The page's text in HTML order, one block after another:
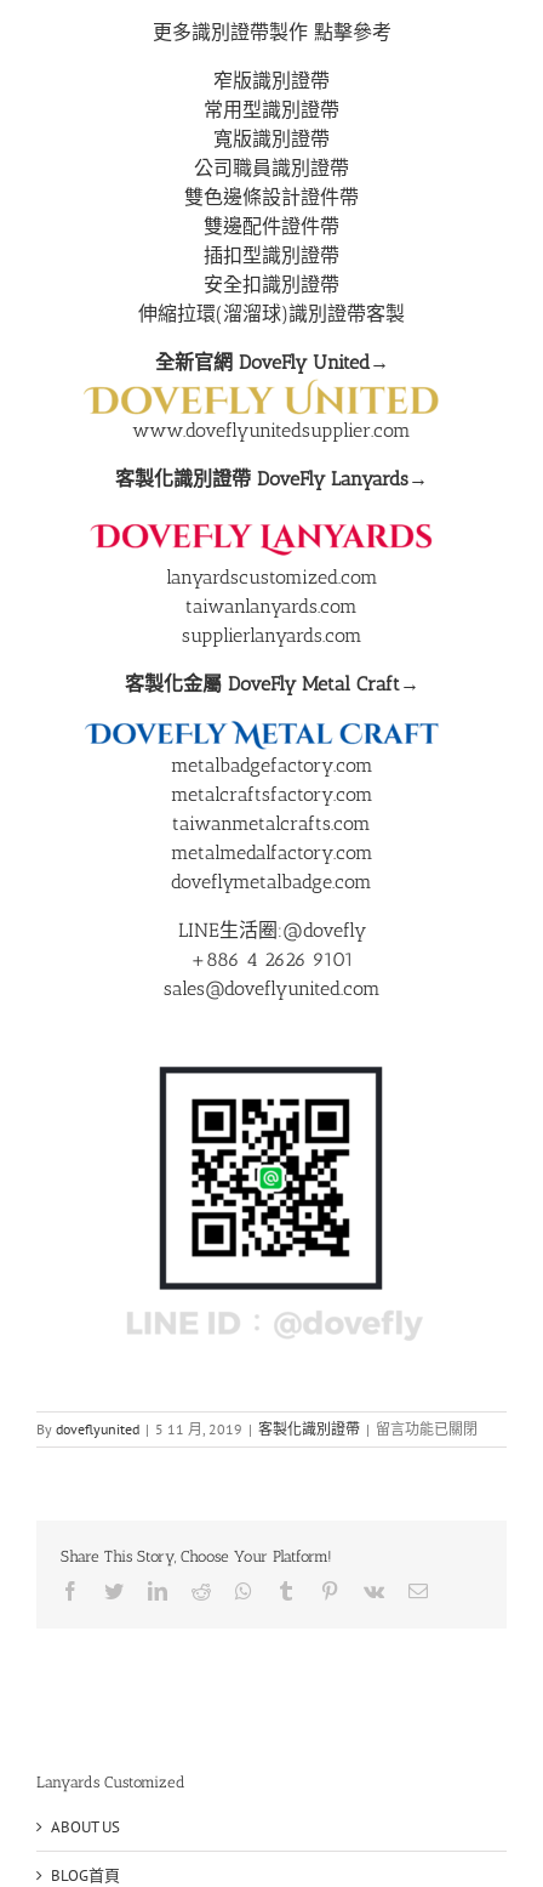
更多識別證帶製作 點擊參考
窄版識別證帶
常用型識別證帶
寬版識別證帶
公司職員識別證帶
雙色邊條設計證件帶
雙邊配件證件帶
插扣型識別證帶
安全扣識別證帶
伸縮拉環(溜溜球)識別證帶客製
全新官網 DoveFly United→
www.doveflyunitedsupplier.com
客製化識別證帶 DoveFly Lanyards→
lanyardscustomized.com
taiwanlanyards.com
supplierlanyards.com
客製化金屬 DoveFly Metal Craft→
metalbadgefactory.com
metalcraftsfactory.com
taiwanmetalcrafts.com
metalmedalfactory.com
doveflymetalbadge.com
LINE生活圈:@dovefly
+886 4 2626 9101
sales@doveflyunited.com
By doveflyunited | 5 11 月, 2019 | 客製化識別證帶 | 在
〈對
印
留言功能已關閉
Share This Story, Choose Your Platform!
Facebook
TwitterLinkedIn
Reddit Whatsapp
Tumblr Pinterest
Vk Email
Lanyards Customized
ABOUT US
BLOG首頁